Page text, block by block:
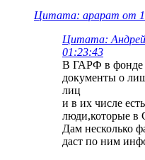
Цитата: арарат от
Цитата: Андрей
01:23:43
В ГАРФ в фонде
документы о
лиц
и в их числе
люди,которые в
Дам несколько
даст по ним